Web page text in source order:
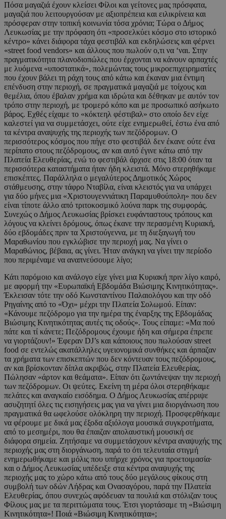
Πόσα μαγαζιά έχουν κλείσει Φίλοι και γείτονες μας πρόσφατα,
μαγαζιά που λειτουργούσαν με αξιοπρέπεια και ειλικρίνεια και
πρόσφεραν στην τοπική κοινωνία τόσα χρόνια; Τώρα ο Δήμος
Λευκωσίας με την πρόφαση ότι «προσελκύει κόσμο στο ιστορικό
κέντρο» κάνει διάφορα τάχα φεστιβάλ και εκδηλώσεις και φέρνει
«street food vendors» και άλλους που πωλούν ο,τι να ‘ναι. Στην
πραγματικότητα πλανοδιοπώλες που έρχονται να κάνουν αρπαχτές
με λυόμενα «υποστατικά», πολεμώντας τους μικροεπιχειρηματίες
που έχουν βάλει τη ράχη τους από κάτω και έκαναν μια έντιμη
επένδυση στην περιοχή, σε πραγματικά μαγαζιά με τοίχους και
θεμέλια, όπου έβαλαν χρήμα και ιδρώτα και δέθηκαν με αυτόν τον
τρόπο στην περιοχή, με τρομερό κόπο και με προσωπικό ασήκωτο
βάρος. Εχθές είχαμε το «κόκτεηλ φέστιβαλ» στο οποίο δεν είχε
καλεστεί για να συμμετάσχει, ούτε είχε ενημερωθεί, έστω ένα από
τα κέντρα αναψυχής της περιοχής των πεζόδρομων. Ο
περισσότερος κόσμος που πήγε στο φεστιβάλ δεν έκανε ούτε ένα
περίπατο στους πεζόδρομους, αν και αυτό έγινε κάτω από την
Πλατεία Ελευθερίας, ενώ το φεστιβάλ άρχισε στις 18:00 όταν τα
περισσότερα καταστήματα ήταν ήδη κλειστά. Μόνο στερηθήκαμε
επισκέπτες. Παράλληλα ο μεγαλύτερος Δημοτικός Χώρος
στάθμευσης, στην τάφρο Νταβίλα, είναι κλειστός για να υπάρχει
για δύο μήνες μια «Χριστουγεννιάτικη Παραμυθούπολη» που δεν
είναι τίποτε άλλο από τριτοκοσμικό λούνα παρκ της συμφοράς.
Συνεχώς ο Δήμος Λευκωσίας βρίσκει ευφάνταστους τρόπους και
λόγους να κλείνει δρόμους, όπως έκανε την περασμένη Κυριακή,
δύο εβδομάδες πριν τα Χριστούγεννα, με τη διεξαγωγή του
Μαραθωνίου που εγκλώβισε την περιοχή μας. Να γίνει ο
Μαραθώνιος, βέβαια, ας γίνει. Ήταν ανάγκη να γίνει την περίοδο
που περιμέναμε να αναπνεύσουμε λίγο;
Κάτι παρόμοιο και ανάλογο είχε γίνει μια Κυριακή πριν λίγο καιρό,
με αφορμή την «Ευρωπαϊκή Εβδομάδα Βιώσιμης Κινητικότητας».
Έκλεισαν τότε την οδό Κωνσταντίνου Παλαιολόγου και την οδό
Ρηγαίνης από το «Όχι» μέχρι την Πλατεία Σολωμού. Είπαν:
«Κάνουμε πεζόδρομο για την ημέρα της έναρξης της Εβδομάδας
Βιώσιμης Κινητικότητας αυτές τις οδούς». Τους είπαμε: «Μα πού
πάτε και τί κάνετε; Πεζόδρομους έχουμε ήδη και σήμερα έπρεπε
να γιορτάζουν!» Έφεραν DJ’s και κάποιους που πωλούσαν street
food σε εντελώς ακατάλληλες υγειονομικά συνθήκες και άρπαζαν
τα χρήματα των επισκεπτών που δεν κόντευαν τους πεζόδρομους,
αν και βρίσκονταν δίπλα ακριβώς, στην Πλατεία Ελευθερίας.
Πώλησαν «άρτον και θεάματα». Είπαν ότι ζωντάνεψαν την περιοχή
των πεζόδρομων. Οι ψεύτες. Εκείνη τη μέρα όλοι στερηθήκαμε
πελάτες και αναγκαίο εισόδημα. Ο Δήμος Λευκωσίας απέρριψε
ασυζητητί όλες τις εισηγήσεις μας για να γίνει μια διοργάνωση που
πραγματικά θα ωφελούσε ολόκληρη την περιοχή. Προσφερθήκαμε
να φέρουμε με δικά μας έξοδα αξιόλογα μουσικά συγκροτήματα,
από το μεσημέρι, που θα έπαιζαν απολαυστική μουσική σε
διάφορα σημεία. Ζητήσαμε να συμμετάσχουν κέντρα αναψυχής της
περιοχής μας στη διοργάνωση, παρά το ότι τελευταία στιγμή
ενημερωθήκαμε και μόλις που υπήρχε χρόνος για προετοιμασία·
και ο Δήμος Λευκωσίας υπέδειξε στα κέντρα αναψυχής της
περιοχής μας το χώρο κάτω από τους δύο μεγάλους φίκους στη
συμβολή των οδών Λήδρας και Ονασαγόρου, παρά την Πλατεία
Ελευθερίας, όπου συνεχώς αφόδευαν τα πουλιά και στόλιζαν τους
Φίλους μας με τα περιττώματα τους. Έτσι γιορτάσαμε τη «Βιώσιμη
Κινητικότητα»! Ποιά «Βιώσιμη Κινητικότητα»;